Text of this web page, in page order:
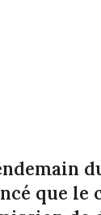
que le